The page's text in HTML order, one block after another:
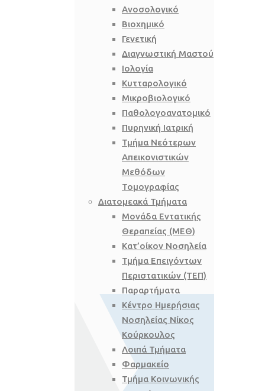
Ανοσολογικό
Βιοχημικό
Γενετική
Διαγνωστική Μαστού
Ιολογία
Κυτταρολογικό
Μικροβιολογικό
Παθολογοανατομικό
Πυρηνική Ιατρική
Τμήμα Νεότερων
Απεικονιστικών
Μεθόδων
Τομογραφίας
Διατομεακά Τμήματα
Μονάδα Εντατικής
Θεραπείας (ΜΕΘ)
Κατ’οίκον Νοσηλεία
Τμήμα Επειγόντων
Περιστατικών (ΤΕΠ)
Παραρτήματα
Κέντρο Ημερήσιας
Νοσηλείας Νίκος
Κούρκουλος
Λοιπά Τμήματα
Φαρμακείο
Τμήμα Κοινωνικής